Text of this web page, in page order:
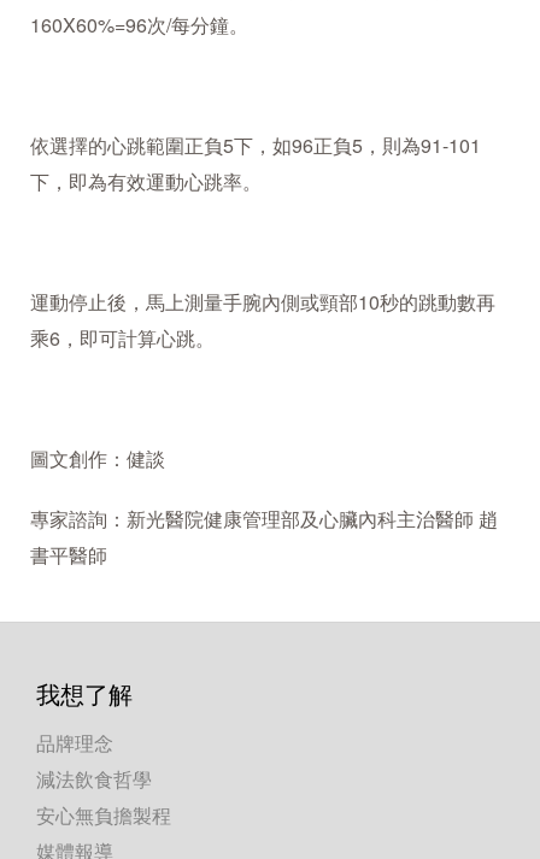
160X60%=96次/每分鐘。
依選擇的心跳範圍正負5下，如96正負5，則為91-101
下，即為有效運動心跳率。
運動停止後，馬上測量手腕內側或頸部10秒的跳動數再
乘6，即可計算心跳。
圖文創作：健談
專家諮詢：新光醫院健康管理部及心臟內科主治醫師 趙
書平醫師
我想了解
品牌理念
減法飲食哲學
安心無負擔製程
媒體報導